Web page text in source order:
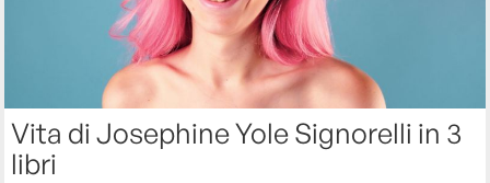
Vita di Josephine Yole Signorelli in 3
libri